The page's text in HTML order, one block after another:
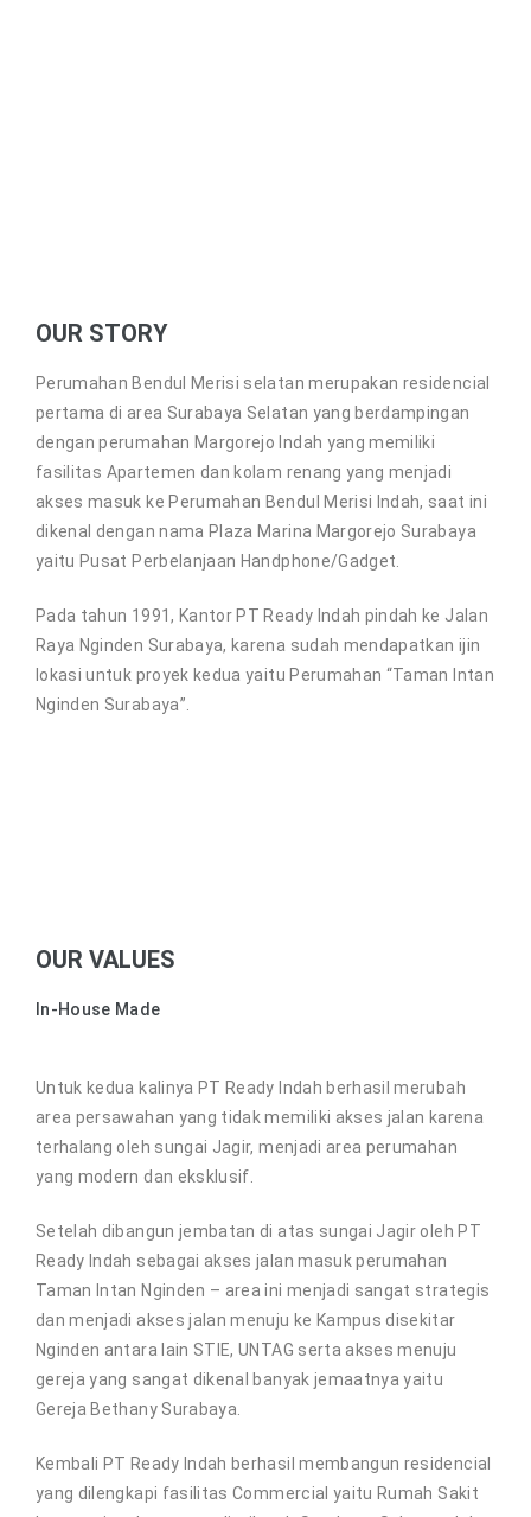
OUR STORY
Perumahan Bendul Merisi selatan merupakan residencial
pertama di area Surabaya Selatan yang berdampingan
dengan perumahan Margorejo Indah yang memiliki
fasilitas Apartemen dan kolam renang yang menjadi
akses masuk ke Perumahan Bendul Merisi Indah, saat ini
dikenal dengan nama Plaza Marina Margorejo Surabaya
yaitu Pusat Perbelanjaan Handphone/Gadget.
Pada tahun 1991, Kantor PT Ready Indah pindah ke Jalan
Raya Nginden Surabaya, karena sudah mendapatkan ijin
lokasi untuk proyek kedua yaitu Perumahan “Taman Intan
Nginden Surabaya”.
OUR VALUES
In-House Made
Untuk kedua kalinya PT Ready Indah berhasil merubah
area persawahan yang tidak memiliki akses jalan karena
terhalang oleh sungai Jagir, menjadi area perumahan
yang modern dan eksklusif.
Setelah dibangun jembatan di atas sungai Jagir oleh PT
Ready Indah sebagai akses jalan masuk perumahan
Taman Intan Nginden – area ini menjadi sangat strategis
dan menjadi akses jalan menuju ke Kampus disekitar
Nginden antara lain STIE, UNTAG serta akses menuju
gereja yang sangat dikenal banyak jemaatnya yaitu
Gereja Bethany Surabaya.
Kembali PT Ready Indah berhasil membangun residencial
yang dilengkapi fasilitas Commercial yaitu Rumah Sakit